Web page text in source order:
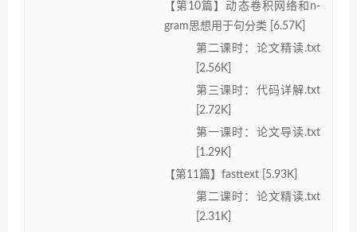
【第10篇】动态卷积网络和n-
gram思想用于句分类 [6.57K]
第二课时：论文精读.txt
[2.56K]
第三课时：代码详解.txt
[2.72K]
第一课时：论文导读.txt
[1.29K]
【第11篇】fasttext [5.93K]
第二课时：论文精读.txt
[2.31K]